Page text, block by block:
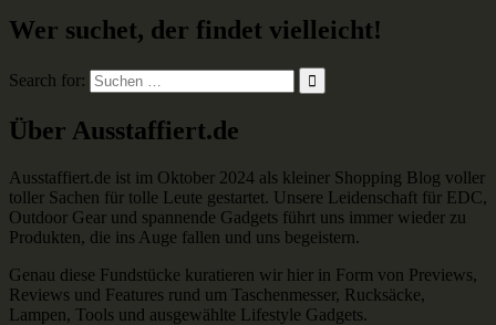
Wer suchet, der findet vielleicht!
Search for:
Über Ausstaffiert.de
Ausstaffiert.de ist im Oktober 2024 als kleiner Shopping Blog voller
toller Sachen für tolle Leute gestartet. Unsere Leidenschaft für EDC,
Outdoor Gear und spannende Gadgets führt uns immer wieder zu
Produkten, die ins Auge fallen und uns begeistern.
Genau diese Fundstücke kuratieren wir hier in Form von Previews,
Reviews und Features rund um Taschenmesser, Rucksäcke,
Lampen, Tools und ausgewählte Lifestyle Gadgets.